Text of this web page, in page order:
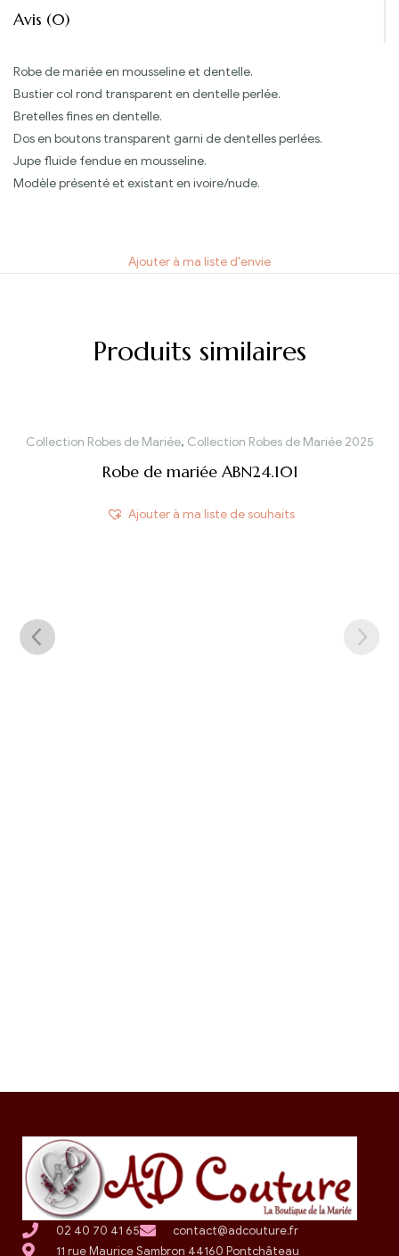
Avis (0)
Robe de mariée en mousseline et dentelle.
Bustier col rond transparent en dentelle perlée.
Bretelles fines en dentelle.
Dos en boutons transparent garni de dentelles perlées.
Jupe fluide fendue en mousseline.
Modèle présenté et existant en ivoire/nude.
Ajouter à ma liste d'envie
Produits similaires
Collection Robes de Mariée, Collection Robes de Mariée 2025
Robe de mariée ABN24.101
Ajouter à ma liste de souhaits
02 40 70 41 65
contact@adcouture.fr
11 rue Maurice Sambron 44160 Pontchâteau